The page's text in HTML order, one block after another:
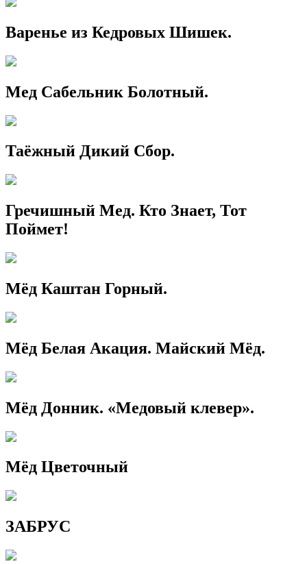
Варенье из Кедровых Шишек.
Мед Сабельник Болотный.
Таёжный Дикий Сбор.
Гречишный Мед. Кто Знает, Тот
Поймет!
Мёд Каштан Горный.
Мёд Белая Акация. Майский Мёд.
Мёд Донник. «Медовый клевер».
Мёд Цветочный
ЗАБРУС